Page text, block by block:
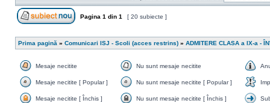
necitite
Pagina 1 din 1 [ 20 subiecte ]
Prima pagină » Comunicari ISJ - Scoli (acces restrins) » ADMITERE CLASA a IX-a -
necitite
Mesaje necitite
sunt
Nu sunt mesaje necitite
necitite
Mesaje necitite [ Popular ]
sunt
Nu sunt mesaje necitite [ Popular ]
Mesaje necitite [ Închis ]
Nu sunt mesaje necitite [ Închis ]